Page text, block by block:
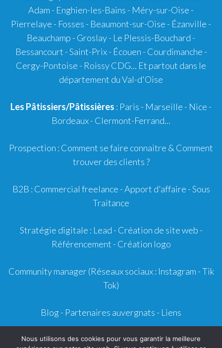
Adam - Enghien-les-Bains - Méry-sur-Oise -
Pierrelaye - Fosses - Beaumont-sur-Oise - Ézanville -
Beauchamp - Groslay - Le Plessis-Bouchard -
Bessancourt - Saint-Prix - Écouen - Courdimanche -
Cergy-Pontoise - Roissy CDG... Et partout dans le
département du Val-d'Oise
Les Pâtissiers/Pâtissières : Paris - Marseille - Nice -
Bordeaux- Clermont-Ferrand...
Prospection : Comment se faire connaitre & Comment
trouver des clients ?
B2B : Commercial freelance -Apport d'affaire - Sous
Traitance
Stratégie digitale : Lead - Création de site web -
Référencement - Création logo
Community manager(Réseaux sociaux : Instagram - Tik
Tok)
Blog - Partenaires auvergnats - Liens
Mentions légales- CGU - CGV -Contact
Nous utilisons des cookies pour vous garantir la meilleure